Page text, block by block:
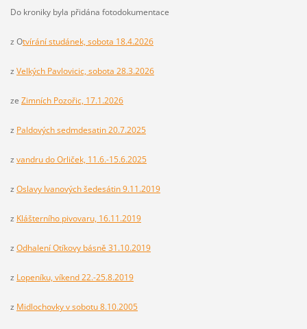
Do kroniky byla přidána fotodokumentace
z Otvírání studánek, sobota 18.4.2026
z Velkých Pavlovicic, sobota 28.3.2026
ze Zimních Pozořic, 17.1.2026
z Paldových sedmdesatin 20.7.2025
z vandru do Orliček, 11.6.-15.6.2025
z Oslavy Ivanových šedesátin 9.11.2019
z Klášterního pivovaru, 16.11.2019
z Odhalení Otíkovy básně 31.10.2019
z Lopeníku, víkend 22.-25.8.2019
z Midlochovky v sobotu 8.10.2005